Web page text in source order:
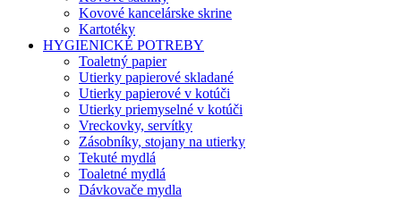
Kovové kancelárske skrine
Kartotéky
HYGIENICKÉ POTREBY
Toaletný papier
Utierky papierové skladané
Utierky papierové v kotúči
Utierky priemyselné v kotúči
Vreckovky, servítky
Zásobníky, stojany na utierky
Tekuté mydlá
Toaletné mydlá
Dávkovače mydla